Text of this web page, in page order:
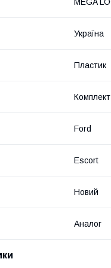
Україна
Пластик
Комплект
Ford
Escort
Новий
Аналог